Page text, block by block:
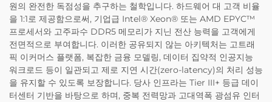
원의 완전한 독점성을 추구하는 철학입니다. 하드웨어 대 고객 비율
을 1:1로 제공함으로써, 기업급 Intel® Xeon® 또는 AMD EPYC™
프로세서와 고주파수 DDR5 메모리가 지닌 전산 능력을 고객에게
전면적으로 부여합니다. 이러한 공유되지 않는 아키텍처는 고트래
픽 이커머스 플랫폼, 복잡한 금융 모델링, 데이터 집약적 인공지능
워크로드 등이 일관되고 제로 지연 시간(zero-latency)의 처리 성능
을 유지할 수 있도록 보장합니다. 당사 인프라는 Tier III+ 등급 데이
터센터 기반을 바탕으로 하며, 중복 전력망과 고대역폭 광섬유 인터